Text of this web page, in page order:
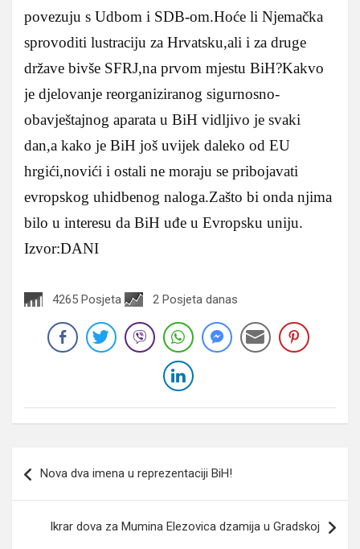
povezuju s Udbom i SDB-om.Hoće li Njemačka
sprovoditi lustraciju za Hrvatsku,ali i za druge
države bivše SFRJ,na prvom mjestu BiH?Kakvo
je djelovanje reorganiziranog sigurnosno-
obavještajnog aparata u BiH vidljivo je svaki
dan,a kako je BiH još uvijek daleko od EU
hrgići,novići i ostali ne moraju se pribojavati
evropskog uhidbenog naloga.Zašto bi onda njima
bilo u interesu da BiH uđe u Evropsku uniju.
Izvor:DANI
4265 Posjeta 2 Posjeta danas
članaka
Nova dva imena u reprezentaciji BiH!
Ikrar dova za Mumina Elezovica dzamija u Gradskoj